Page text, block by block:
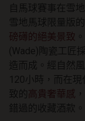
自馬球賽事在雪
雪地馬球限量版
磅礡的絕美景致
(Wade)陶瓷工匠
造而成。經自然
120小時，而在
致的高貴奢華感
錯過的收藏酒款。